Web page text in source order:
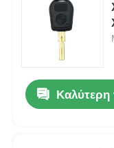
Καλύτερη